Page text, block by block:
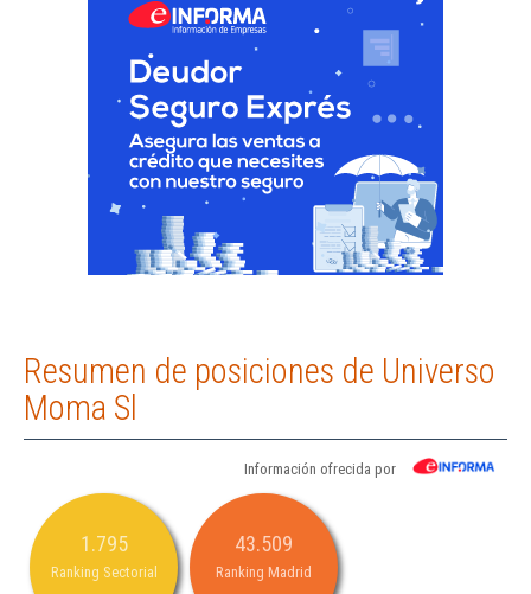
Resumen de posiciones de Universo
Moma Sl
Información ofrecida por
1.795
Ranking Sectorial
43.509
Ranking Madrid